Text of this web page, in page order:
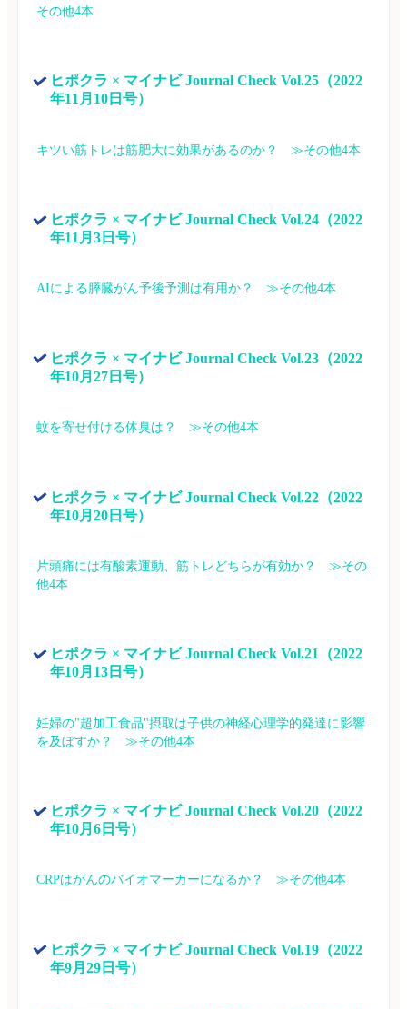
その他4本
ヒポクラ × マイナビ Journal Check Vol.25（2022
年11月10日号）
キツい筋トレは筋肥大に効果があるのか？　≫その他4本
ヒポクラ × マイナビ Journal Check Vol.24（2022
年11月3日号）
AIによる膵臓がん予後予測は有用か？　≫その他4本
ヒポクラ × マイナビ Journal Check Vol.23（2022
年10月27日号）
蚊を寄せ付ける体臭は？　≫その他4本
ヒポクラ × マイナビ Journal Check Vol.22（2022
年10月20日号）
片頭痛には有酸素運動、筋トレどちらが有効か？　≫その
他4本
ヒポクラ × マイナビ Journal Check Vol.21（2022
年10月13日号）
妊婦の"超加工食品"摂取は子供の神経心理学的発達に影響
を及ぼすか？　≫その他4本
ヒポクラ × マイナビ Journal Check Vol.20（2022
年10月6日号）
CRPはがんのバイオマーカーになるか？　≫その他4本
ヒポクラ × マイナビ Journal Check Vol.19（2022
年9月29日号）